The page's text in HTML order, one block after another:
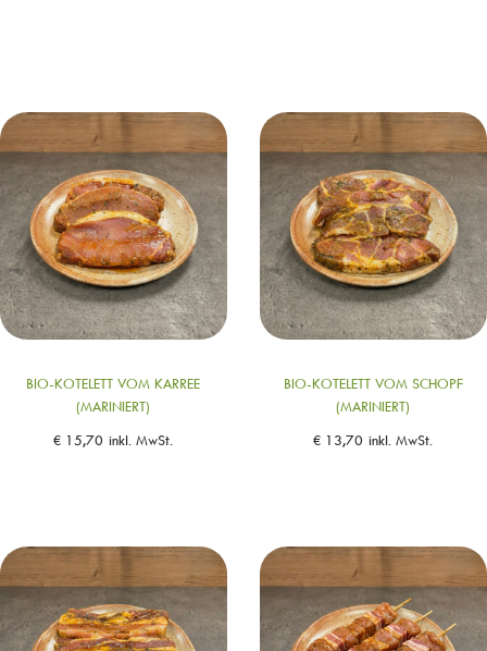
BIO-KOTELETT VOM KARREE
(MARINIERT)
€ 15,70 inkl. MwSt.
BIO-KOTELETT VOM SCHOPF
(MARINIERT)
€ 13,70 inkl. MwSt.